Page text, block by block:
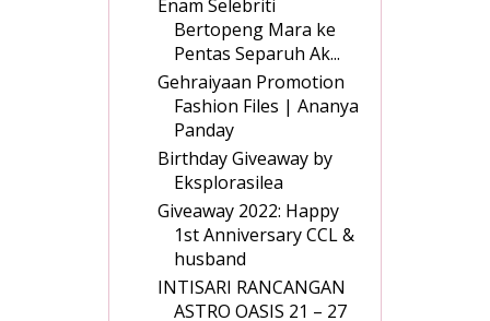
Enam Selebriti
Bertopeng Mara ke
Pentas Separuh Ak...
Gehraiyaan Promotion
Fashion Files | Ananya
Panday
Birthday Giveaway by
Eksplorasilea
Giveaway 2022: Happy
1st Anniversary CCL &
husband
INTISARI RANCANGAN
ASTRO OASIS 21 – 27